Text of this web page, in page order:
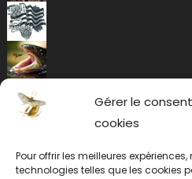
Gérer le
cookies
Pour offrir les meilleures
technologies telles que les cookies